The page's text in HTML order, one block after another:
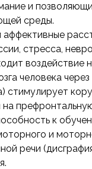
и
среды.
стресса,
воздействие
человека
стимулирует
на
к
и
речи